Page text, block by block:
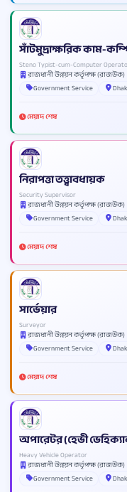
সাঁটমুদ্রাক্ষরিক কাম-
Steno Typist-cum-Computer
রাজধানী উন্নয়ন কর্তৃপক্ষ (রাজউক)
Government Service
মেয়াদ শেষ
নিরাপত্তা তত্ত্বাবধায়ক
Security Supervisor
রাজধানী উন্নয়ন কর্তৃপক্ষ (রাজউক)
Government Service
মেয়াদ শেষ
সার্ভেয়ার
Surveyor
রাজধানী উন্নয়ন কর্তৃপক্ষ (রাজউক)
Government Service
মেয়াদ শেষ
অপারেটর (হেভী
Heavy Vehicle Operator
রাজধানী উন্নয়ন কর্তৃপক্ষ (রাজউক)
Government Service